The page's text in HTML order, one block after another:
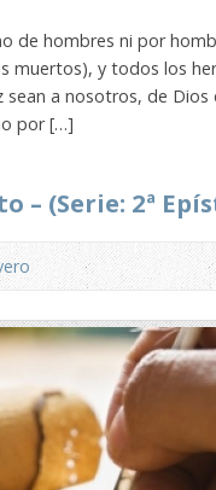
de hombres ni por
muertos), y todos los
sean a nosotros, de
por […]
– (Serie: 2ª